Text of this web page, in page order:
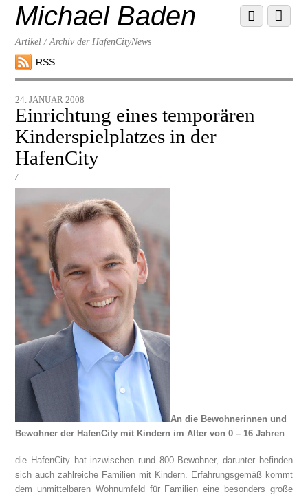
contentMichael Baden
Artikel / Archiv der HafenCityNews
RSS
Menu
Scroll
down
24. JANUAR 2008
Einrichtung eines temporären
Kinderspielplatzes in der
HafenCity
/
An die Bewohnerinnen und
Bewohner der HafenCity mit Kindern im Alter von 0 – 16 Jahren –
die HafenCity hat inzwischen rund 800 Bewohner, darunter befinden
sich auch zahlreiche Familien mit Kindern. Erfahrungsgemäß kommt
dem unmittelbaren Wohnumfeld für Familien eine besonders große